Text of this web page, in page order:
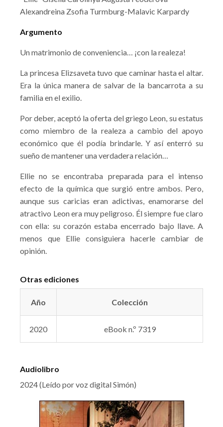
Alexandreina Zsofia Turmburg-Malavic Karpardy
Argumento
Un matrimonio de conveniencia… ¡con la realeza!
La princesa Elizsaveta tuvo que caminar hasta el altar.
Era la única manera de salvar de la bancarrota a su
familia en el exilio.
Por deber, aceptó la oferta del griego Leon, su estatus
como miembro de la realeza a cambio del apoyo
económico que él podía brindarle. Y así enterró su
sueño de mantener una verdadera relación…
Ellie no se encontraba preparada para el intenso
efecto de la química que surgió entre ambos. Pero,
aunque sus caricias eran adictivas, enamorarse del
atractivo Leon era muy peligroso. Él siempre fue claro
con ella: su corazón estaba encerrado bajo llave. A
menos que Ellie consiguiera hacerle cambiar de
opinión.
Otras ediciones
Año Colección
2020 eBook n.º 7319
Audiolibro
2024 (Leído por voz digital Simón)